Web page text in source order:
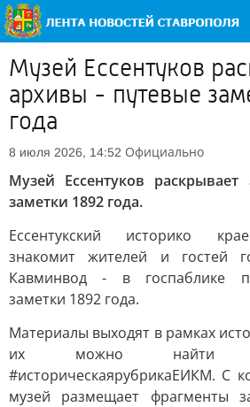
Музей Ессентуков
архивы - путевые
года
8 июля 2026, 14:52 Официально
Музей Ессентуков
заметки 1892 года.
Ессентукский историко
знакомит жителей и гостей
Кавминвод - в госпаблике
заметки 1892 года.
Материалы выходят в рамках
их можно найти
#историческаярубрикаЕИКМ. С
музей размещает фрагменты